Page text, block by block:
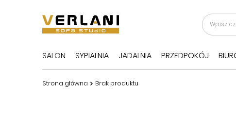
SALON SYPIALNIA JADALNIA PRZEDPOKÓJ
Strona główna Brak produktu